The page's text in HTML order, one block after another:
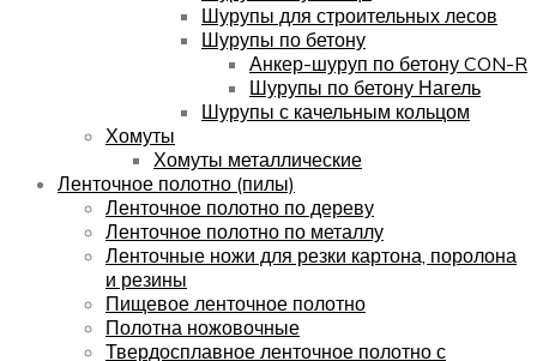
Шурупы для строительных лесов
Шурупы по бетону
Анкер-шуруп по бетону CON-R
Шурупы по бетону Нагель
Шурупы с качельным кольцом
Хомуты
Хомуты металлические
Ленточное полотно (пилы)
Ленточное полотно по дереву
Ленточное полотно по металлу
Ленточные ножи для резки картона, поролона
и резины
Пищевое ленточное полотно
Полотна ножовочные
Твердосплавное ленточное полотно с